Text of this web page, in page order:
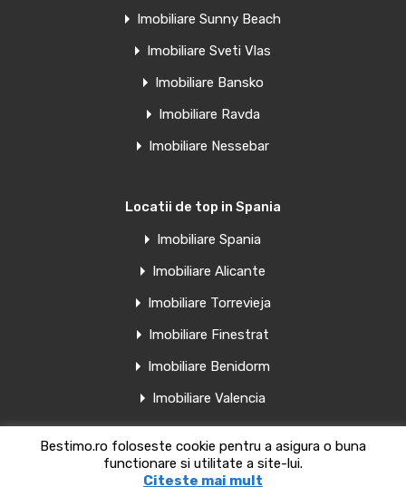
Imobiliare Sunny Beach
Imobiliare Sveti Vlas
Imobiliare Bansko
Imobiliare Ravda
Imobiliare Nessebar
Locatii de top in Spania
Imobiliare Spania
Imobiliare Alicante
Imobiliare Torrevieja
Imobiliare Finestrat
Imobiliare Benidorm
Imobiliare Valencia
Copyright bestimo.ro 2018-2025
Bestimo.ro foloseste cookie pentru a asigura o buna
functionare si utilitate a site-lui.
Citeste mai mult